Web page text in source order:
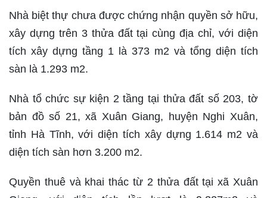
Nhà biệt thự chưa được chứng nhận quyền sở hữu,
xây dựng trên 3 thửa đất tại cùng địa chỉ, với diện
tích xây dựng tầng 1 là 373 m2 và tổng diện tích
sàn là 1.293 m2.
Nhà tổ chức sự kiện 2 tầng tại thửa đất số 203, tờ
bản đồ số 21, xã Xuân Giang, huyện Nghi Xuân,
tỉnh Hà Tĩnh, với diện tích xây dựng 1.614 m2 và
diện tích sàn hơn 3.200 m2.
Quyền thuê và khai thác từ 2 thửa đất tại xã Xuân